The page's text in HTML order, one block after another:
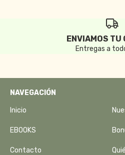
ENVIAMOS TU
Entregas a
NAVEGACIÓN
Inicio
EBOOKS
Contacto